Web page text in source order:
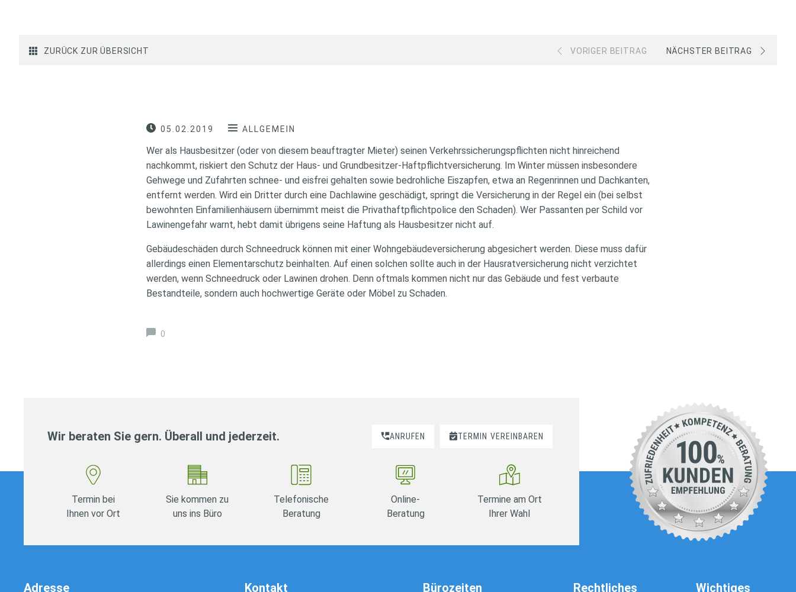
ZURÜCK ZUR ÜBERSICHT VORIGER BEITRAG NÄCHSTER BEITRAG
05.02.2019 ALLGEMEIN
Wer als Hausbesitzer (oder von diesem beauftragter Mieter) seinen Verkehrssicherungspflichten nicht hinreichend
nachkommt, riskiert den Schutz der Haus- und Grundbesitzer-Haftpflichtversicherung. Im Winter müssen insbesondere
Gehwege und Zufahrten schnee- und eisfrei gehalten sowie bedrohliche Eiszapfen, etwa an Regenrinnen und Dachkanten,
entfernt werden. Wird ein Dritter durch eine Dachlawine geschädigt, springt die Versicherung in der Regel ein (bei selbst
bewohnten Einfamilienhäusern übernimmt meist die Privathaftpflichtpolice den Schaden). Wer Passanten per Schild vor
Lawinengefahr warnt, hebt damit übrigens seine Haftung als Hausbesitzer nicht auf.
Gebäudeschäden durch Schneedruck können mit einer Wohngebäudeversicherung abgesichert werden. Diese muss dafür
allerdings einen Elementarschutz beinhalten. Auf einen solchen sollte auch in der Hausratversicherung nicht verzichtet
werden, wenn Schneedruck oder Lawinen drohen. Denn oftmals kommen nicht nur das Gebäude und fest verbaute
Bestandteile, sondern auch hochwertige Geräte oder Möbel zu Schaden.
0
Wir beraten Sie gern. Überall und jederzeit. ANRUFEN TERMIN VEREINBAREN
Termin bei
Ihnen vor Ort
Sie kommen zu
uns ins Büro
Telefonische
Beratung
Online-
Beratung
Termine am Ort
Ihrer Wahl
Adresse Kontakt Bürozeiten Rechtliches Wichtiges